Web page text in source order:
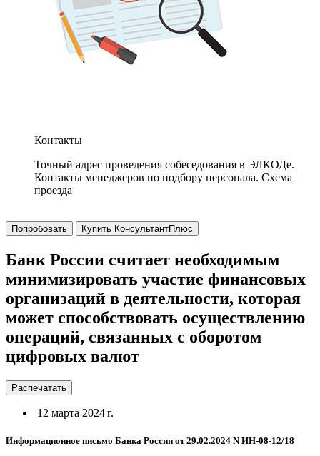
Контакты
Точный адрес проведения собеседования в ЭЛКОДе.
Контакты менеджеров по подбору персонала. Схема
проезда
Попробовать Купить КонсультантПлюс
Банк России считает необходимым
минимизировать участие финансовых
организаций в деятельности, которая
может способствовать осуществлению
операций, связанных с оборотом
цифровых валют
Распечатать
12 марта 2024 г.
Информационное письмо Банка России от 29.02.2024 N ИН-08-12/18